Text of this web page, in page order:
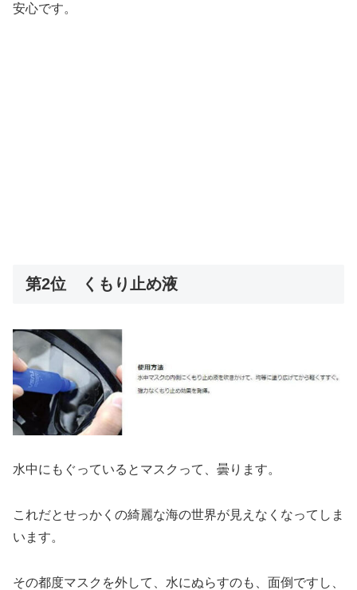
安心です。
第2位 くもり止め液
水中にもぐっているとマスクって、曇ります。
これだとせっかくの綺麗な海の世界が見えなくなってしま
います。
その都度マスクを外して、水にぬらすのも、面倒ですし、